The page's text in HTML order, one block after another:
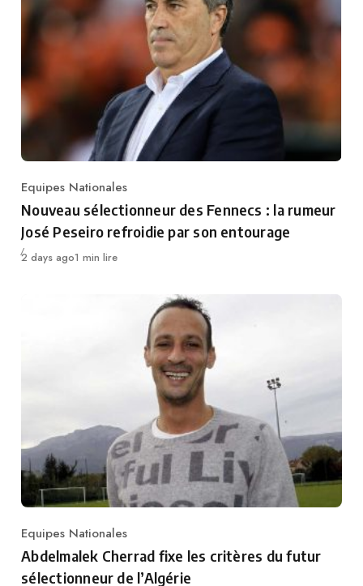
Category
Equipes Nationales
Nouveau sélectionneur des Fennecs : la rumeur
José Peseiro refroidie par son entourage
Publié
2 days ago1 min lire
Category
Equipes Nationales
Abdelmalek Cherrad fixe les critères du futur
sélectionneur de l’Algérie